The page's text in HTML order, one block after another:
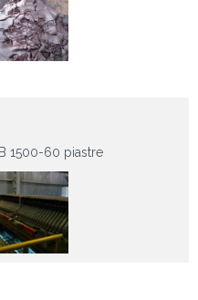
1500-60 piastre